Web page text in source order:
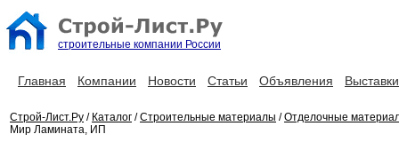
строительные компании России
Главная Компании Новости Статьи Объявления Выставки
Строй-Лист.Ру / Каталог /Строительные материалы /Отделочные
Мир Ламината, ИП